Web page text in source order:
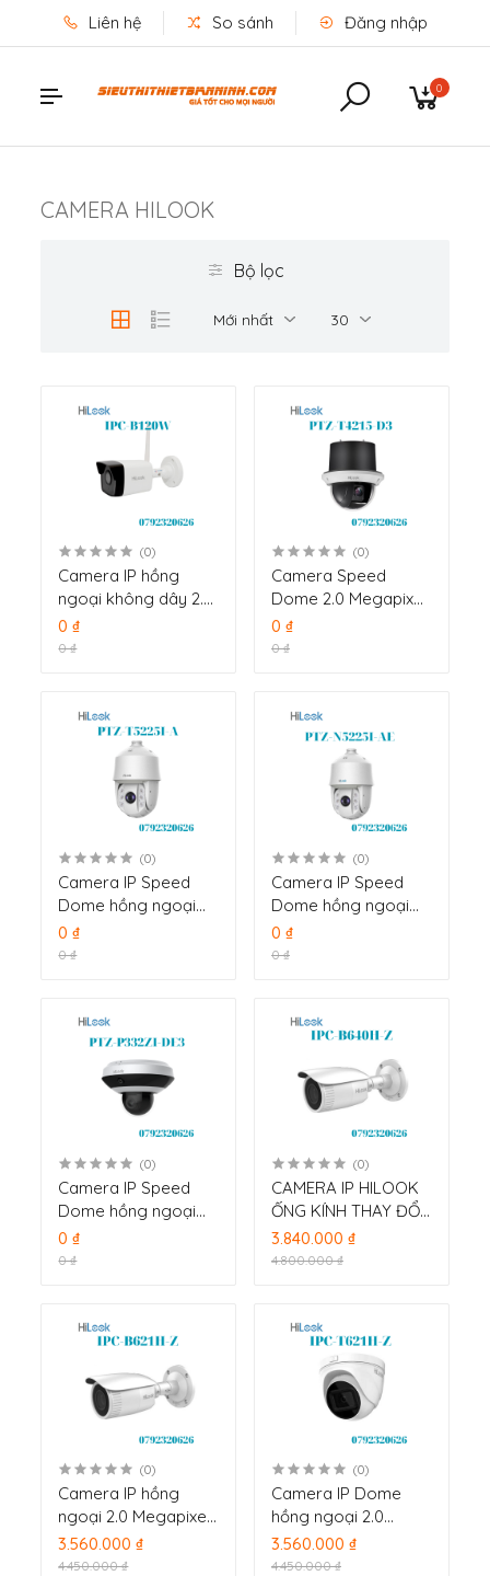
Liên hệ So sánh Đăng nhập
0
CAMERA HILOOK
Bộ lọc
Mới nhất 30
(0)
Camera IP hồng
ngoại không dây 2.0
Megapixel HILOOK
IPC-B120W
0 ₫
0 ₫
(0)
Camera Speed
Dome 2.0 Megapixel
HILOOK PTZ-T4215-
D3
0 ₫
0 ₫
(0)
Camera IP Speed
Dome hồng ngoại
2.0 Megapixel
HILOOK PTZ-T5225I-
0 ₫
0 ₫
(0)
Camera IP Speed
Dome hồng ngoại
2.0 Megapixel
HILOOK PTZ-N5225I-
0 ₫
0 ₫
(0)
Camera IP Speed
Dome hồng ngoại
2.0 Megapixel
HILOOK PTZ-P332ZI-
0 ₫
0 ₫
(0)
CAMERA IP HILOOK
ỐNG KÍNH THAY ĐỔI
TIÊU CỰ 4.0MP IPC-
B640H-Z
3.840.000 ₫
4.800.000 ₫
(0)
Camera IP hồng
ngoại 2.0 Megapixel
HILOOK IPC-B621H-Z
3.560.000 ₫
4.450.000 ₫
(0)
Camera IP Dome
hồng ngoại 2.0
Megapixel HILOOK
IPC-T621H-Z
3.560.000 ₫
4.450.000 ₫